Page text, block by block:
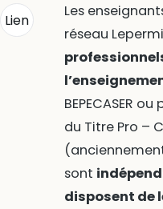
Lien
Les
réseau
BEPECASER
du Titre Pro –
(anciennement
sont
disposent de